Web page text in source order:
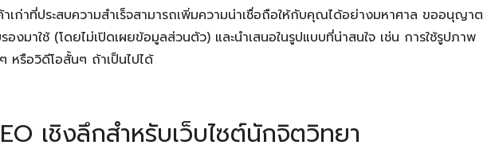
เก่าที่ประสบความสำเร็จสามารถเพิ่มความน่าเชื่อถือให้กับคุณได้อย่างมหาศาล ขออนุญาต
องมาใช้ (โดยไม่เปิดเผยข้อมูลส่วนตัว) และนำเสนอในรูปแบบที่น่าสนใจ เช่น การใช้รูปภาพ
หรือวิดีโอสั้นๆ ถ้าเป็นไปได้
เชิงลึกสำหรับเว็บไซต์นักจิตวิทยา